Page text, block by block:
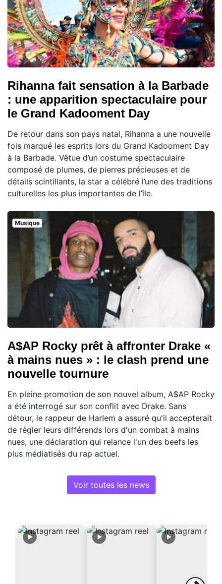
Rihanna fait sensation à la Barbade
: une apparition spectaculaire pour
le Grand Kadooment Day
De retour dans son pays natal, Rihanna a une nouvelle
fois marqué les esprits lors du Grand Kadooment Day
à la Barbade. Vêtue d’un costume spectaculaire
composé de plumes, de pierres précieuses et de
détails scintillants, la star a célébré l’une des traditions
culturelles les plus importantes de l’île.
Musique
A$AP Rocky prêt à affronter Drake «
à mains nues » : le clash prend une
nouvelle tournure
En pleine promotion de son nouvel album, A$AP Rocky
a été interrogé sur son conflit avec Drake. Sans
détour, le rappeur de Harlem a assuré qu'il accepterait
de régler leurs différends lors d'un combat à mains
nues, une déclaration qui relance l'un des beefs les
plus médiatisés du rap actuel.
Voir toutes les news